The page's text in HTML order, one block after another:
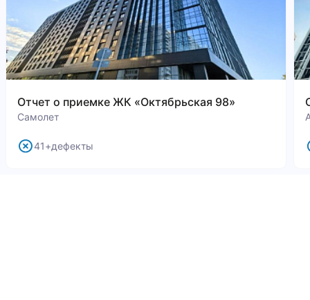
Отчет о приемке ЖК «Октябрьская 98»
Самолет
41+дефекты